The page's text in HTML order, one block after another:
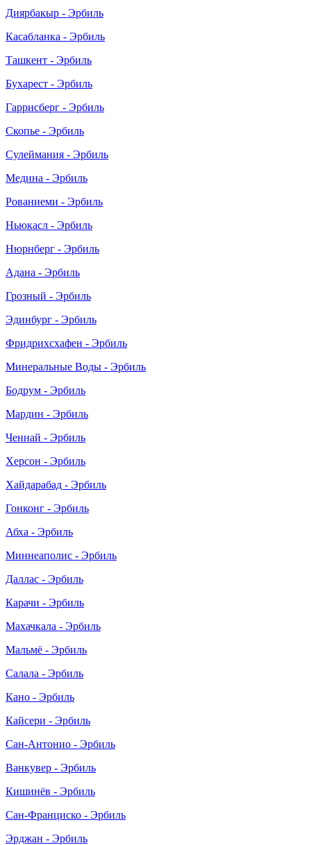
Диярбакыр - Эрбиль
Касабланка - Эрбиль
Ташкент - Эрбиль
Бухарест - Эрбиль
Гаррисберг - Эрбиль
Скопье - Эрбиль
Сулеймания - Эрбиль
Медина - Эрбиль
Рованиеми - Эрбиль
Ньюкасл - Эрбиль
Нюрнберг - Эрбиль
Адана - Эрбиль
Грозный - Эрбиль
Эдинбург - Эрбиль
Фридрихсхафен - Эрбиль
Минеральные Воды - Эрбиль
Бодрум - Эрбиль
Мардин - Эрбиль
Ченнай - Эрбиль
Херсон - Эрбиль
Хайдарабад - Эрбиль
Гонконг - Эрбиль
Абха - Эрбиль
Миннеаполис - Эрбиль
Даллас - Эрбиль
Карачи - Эрбиль
Махачкала - Эрбиль
Мальмё - Эрбиль
Салала - Эрбиль
Кано - Эрбиль
Кайсери - Эрбиль
Сан-Антонио - Эрбиль
Ванкувер - Эрбиль
Кишинёв - Эрбиль
Сан-Франциско - Эрбиль
Эрджан - Эрбиль